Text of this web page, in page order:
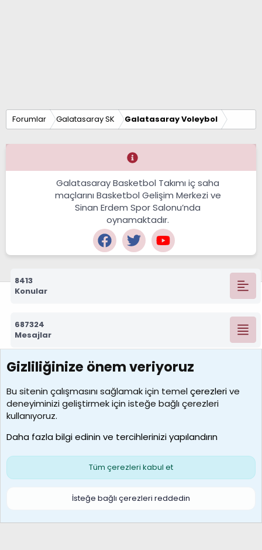
Forumlar Galatasaray SK Galatasaray Voleybol
Galatasaray Basketbol Takımı iç saha
maçlarını Basketbol Gelişim Merkezi ve
Sinan Erdem Spor Salonu’nda
oynamaktadır.
8413
Konular
687324
Mesajlar
7390
Kullanıcılar
MosesBrownHayranı
Son üye
Çerezler
S
Gizliliğinize önem veriyoruz
Bu sitenin çalışmasını sağlamak için temelçerezlerive
deneyiminizi geliştirmek için isteğe bağlı çerezleri
kullanıyoruz.
Daha fazla bilgi edinin ve tercihlerinizi yapılandırın
Tüm çerezleri kabul et
İsteğe bağlı çerezleri reddedin